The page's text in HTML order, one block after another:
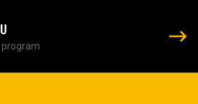
program